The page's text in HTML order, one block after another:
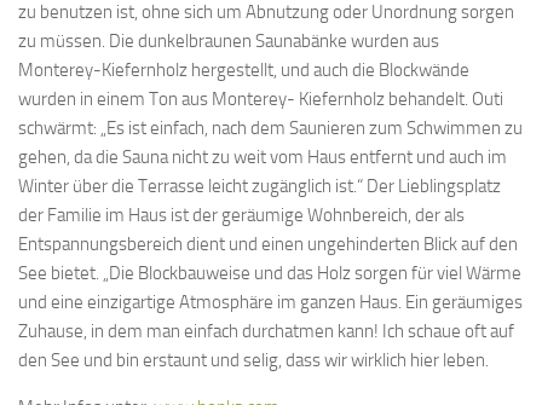
zu benutzen ist, ohne sich um Abnutzung oder Unordnung sorgen
zu müssen. Die dunkelbraunen Saunabänke wurden aus
Monterey-Kiefernholz hergestellt, und auch die Blockwände
wurden in einem Ton aus Monterey- Kiefernholz behandelt. Outi
schwärmt: „Es ist einfach, nach dem Saunieren zum Schwimmen zu
gehen, da die Sauna nicht zu weit vom Haus entfernt und auch im
Winter über die Terrasse leicht zugänglich ist.“ Der Lieblingsplatz
der Familie im Haus ist der geräumige Wohnbereich, der als
Entspannungsbereich dient und einen ungehinderten Blick auf den
See bietet. „Die Blockbauweise und das Holz sorgen für viel Wärme
und eine einzigartige Atmosphäre im ganzen Haus. Ein geräumiges
Zuhause, in dem man einfach durchatmen kann! Ich schaue oft auf
den See und bin erstaunt und selig, dass wir wirklich hier leben.